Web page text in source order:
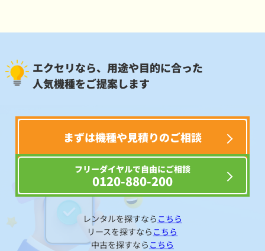
エクセリなら、用途や目的に合った
人気機種をご提案します
まずは機種や見積りのご相談
フリーダイヤルで自由にご相談
0120-880-200
レンタルを探すなら こちら
リースを探すなら こちら
中古を探すなら こちら